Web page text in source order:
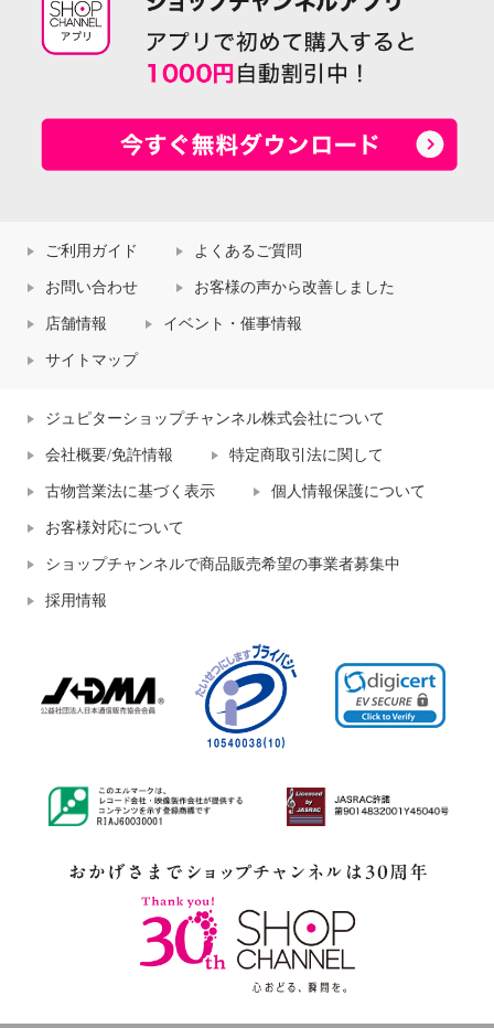
ご利用ガイド よくあるご質問
お問い合わせ お客様の声から改善しました
店舗情報 イベント・催事情報
サイトマップ
ジュピターショップチャンネル株式会社について
会社概要/免許情報 特定商取引法に関して
古物営業法に基づく表示 個人情報保護について
お客様対応について
ショップチャンネルで商品販売希望の事業者募集中
採用情報